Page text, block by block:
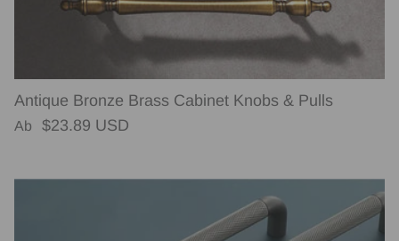
Antique Bronze Brass Cabinet Knobs & Pulls
Normaler Preis
Ab $23.89 USD